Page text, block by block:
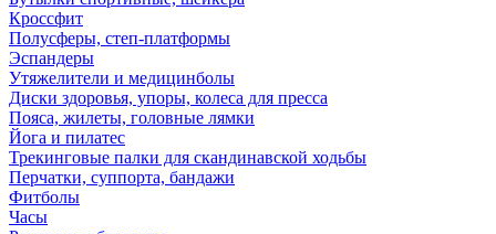
Кроссфит
Полусферы, степ-платформы
Эспандеры
Утяжелители и медицинболы
Диски здоровья, упоры, колеса для пресса
Пояса, жилеты, головные лямки
Йога и пилатес
Трекинговые палки для скандинавской ходьбы
Перчатки, суппорта, бандажи
Фитболы
Часы